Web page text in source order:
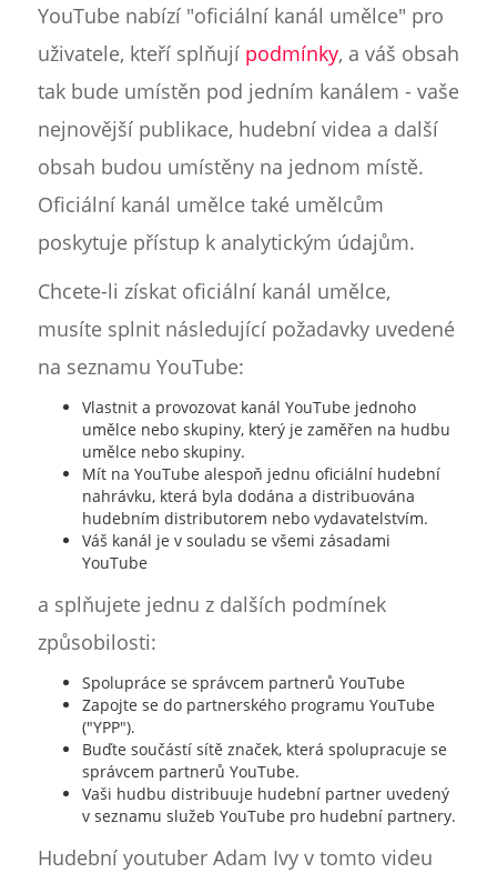
YouTube nabízí "oficiální kanál umělce" pro
uživatele, kteří splňují podmínky, a váš obsah
tak bude umístěn pod jedním kanálem - vaše
nejnovější publikace, hudební videa a další
obsah budou umístěny na jednom místě.
Oficiální kanál umělce také umělcům
poskytuje přístup k analytickým údajům.
Chcete-li získat oficiální kanál umělce,
musíte splnit následující požadavky uvedené
na seznamu YouTube:
Vlastnit a provozovat kanál YouTube jednoho
umělce nebo skupiny, který je zaměřen na hudbu
umělce nebo skupiny.
Mít na YouTube alespoň jednu oficiální hudební
nahrávku, která byla dodána a distribuována
hudebním distributorem nebo vydavatelstvím.
Váš kanál je v souladu se všemi zásadami
YouTube
a splňujete jednu z dalších podmínek
způsobilosti:
Spolupráce se správcem partnerů YouTube
Zapojte se do partnerského programu YouTube
("YPP").
Buďte součástí sítě značek, která spolupracuje se
správcem partnerů YouTube.
Vaši hudbu distribuuje hudební partner uvedený
v seznamu služeb YouTube pro hudební partnery.
Hudební youtuber Adam Ivy v tomto videu